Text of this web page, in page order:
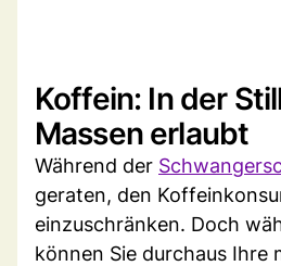
Koffein: In der
Massen erlaubt
Während der
geraten, den
einzuschränken. Doch
können Sie durchaus Ihre